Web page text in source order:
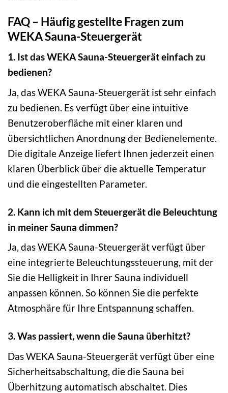
FAQ – Häufig gestellte Fragen zum
WEKA Sauna-Steuergerät
1. Ist das WEKA Sauna-Steuergerät einfach zu
bedienen?
Ja, das WEKA Sauna-Steuergerät ist sehr einfach
zu bedienen. Es verfügt über eine intuitive
Benutzeroberfläche mit einer klaren und
übersichtlichen Anordnung der Bedienelemente.
Die digitale Anzeige liefert Ihnen jederzeit einen
klaren Überblick über die aktuelle Temperatur
und die eingestellten Parameter.
2. Kann ich mit dem Steuergerät die Beleuchtung
in meiner Sauna dimmen?
Ja, das WEKA Sauna-Steuergerät verfügt über
eine integrierte Beleuchtungssteuerung, mit der
Sie die Helligkeit in Ihrer Sauna individuell
anpassen können. So können Sie die perfekte
Atmosphäre für Ihre Entspannung schaffen.
3. Was passiert, wenn die Sauna überhitzt?
Das WEKA Sauna-Steuergerät verfügt über eine
Sicherheitsabschaltung, die die Sauna bei
Überhitzung automatisch abschaltet. Dies